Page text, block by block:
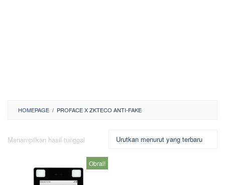
HOMEPAGE / PROFACE X ZKTECO ANTI-FAKE
Menampilkan hasil tunggal
Obral!